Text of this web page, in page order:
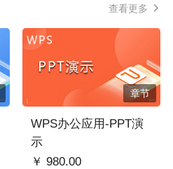
查看更多
章节
WPS办公应用-PPT演
示
￥ 980.00